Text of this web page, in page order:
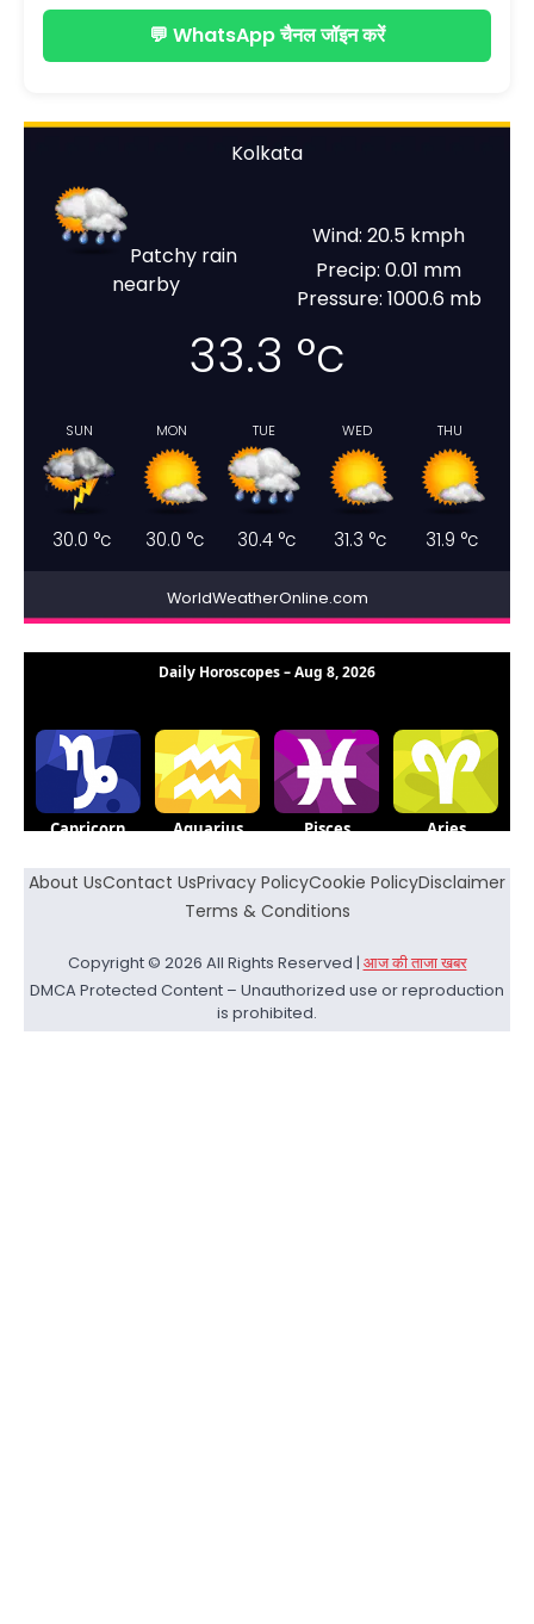
💬 WhatsApp चैनल जॉइन करें
Kolkata
Patchy rain
nearby
Wind: 20.5 kmph
Precip: 0.01 mm
Pressure: 1000.6 mb
33.3 °c
SUN
30.0 °c
MON
30.0 °c
TUE
30.4 °c
WED
31.3 °c
THU
31.9 °c
WorldWeatherOnline.com
About UsContact UsPrivacy PolicyCookie PolicyDisclaimer
Terms & Conditions
Copyright © 2026 All Rights Reserved | आज की ताजा खबर
DMCA Protected Content – Unauthorized use or reproduction
is prohibited.